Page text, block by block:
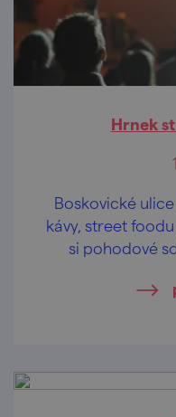
Hrnek
Boskovické
kávy, street
si pohodové
navíc se